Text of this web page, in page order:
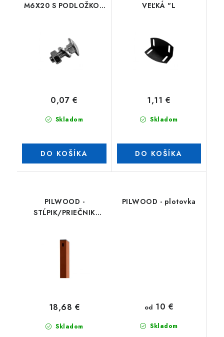
M6X20 S PODLOŽKOU
Skladom
0,07 €
DO KOŠÍKA
VEĽKÁ "L
Skladom
1,11 €
DO KOŠÍKA
PILWOOD -
STĹPIK/PRIEČNIK
Skladom
18,68 €
PILWOOD - plotovka
Skladom
od 10 €